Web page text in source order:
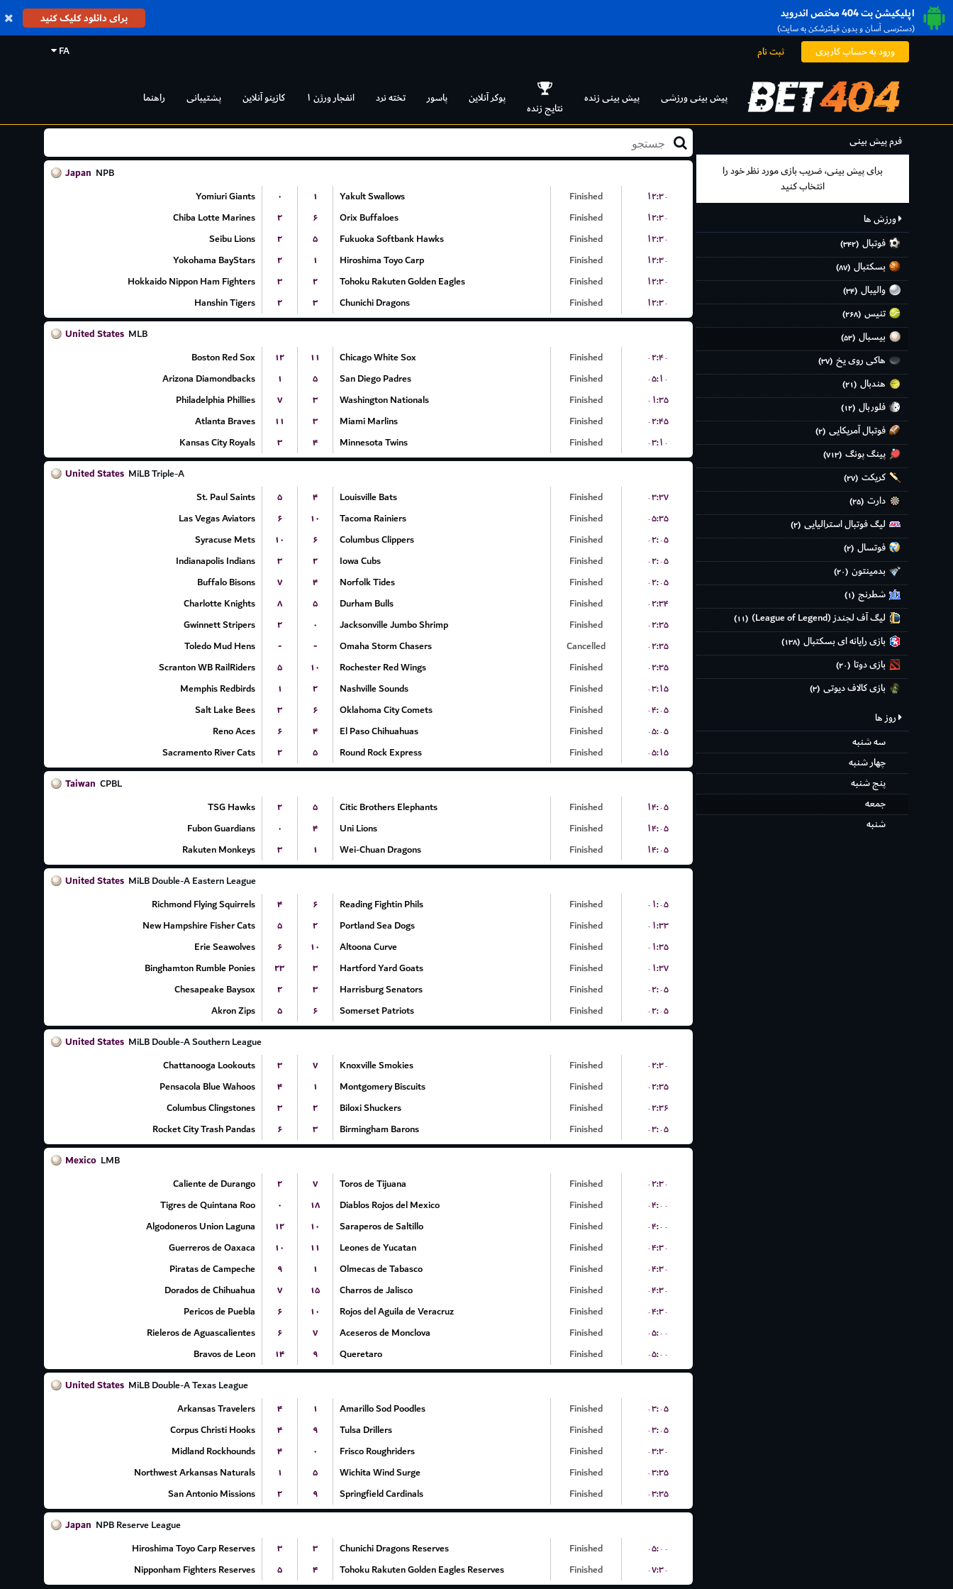
اپلیکیشن بت 404 مختص اندروید
(دسترسی آسان و بدون فیلترشکن به سایت)
برای دانلود کلیک کنید
FA ورود به حساب کاربری ثبت نام
پیش بینی ورزشی پیش بینی زنده
نتایج زنده
پوکر آنلاین پاسور تخته نرد انفجار ورژن ۱ کازینو آنلاین پشتیبانی راهنما
فرم پیش بینی
برای پیش بینی، ضریب بازی مورد نظر خود را
انتخاب کنید
ورزش ها
فوتبال (۳۴۲)
بسکتبال (۸۷)
والیبال (۳۴)
تنیس (۲۶۸)
بیسبال (۵۳)
هاکی روی یخ (۳۷)
هندبال (۲۱)
فلوربال (۱۲)
فوتبال آمریکایی (۲)
پینگ پونگ (۷۱۳)
کریکت (۲۷)
دارت (۲۵)
لیگ فوتبال استرالیایی (۲)
فوتسال (۲)
بدمینتون (۲۰)
شطرنج (۱)
لیگ آف لجندز (League of Legend) (۱۱)
بازی رایانه ای بسکتبال (۱۳۸)
بازی دوتا (۲۰)
بازی کالاف دیوتی (۳)
روز ها
سه شنبه
چهار شنبه
پنج شنبه
جمعه
شنبه
Japan NPB
Yomiuri Giants
۰ ۱ Yakult Swallows Finished
۱۲:۳۰
Chiba Lotte Marines
۲ ۶ Orix Buffaloes Finished
۱۲:۳۰
Seibu Lions
۲ ۵ Fukuoka Softbank Hawks Finished
۱۲:۳۰
Yokohama BayStars
۲ ۱ Hiroshima Toyo Carp Finished
۱۲:۳۰
Hokkaido Nippon Ham Fighters
۳ ۲ Tohoku Rakuten Golden Eagles Finished
۱۲:۳۰
Hanshin Tigers
۲ ۳ Chunichi Dragons Finished ۱۲:۳۰
United States MLB
Boston Red Sox
۱۲ ۱۱ Chicago White Sox Finished
۰۲:۴۰
Arizona Diamondbacks
۱ ۵ San Diego Padres Finished
۰۵:۱۰
Philadelphia Phillies
۷ ۳ Washington Nationals Finished
۰۱:۳۵
Atlanta Braves
۱۱ ۳ Miami Marlins Finished
۰۲:۴۵
Kansas City Royals
۳ ۴ Minnesota Twins Finished ۰۳:۱۰
United States MiLB Triple-A
St. Paul Saints
۵ ۴ Louisville Bats Finished
۰۳:۳۷
Las Vegas Aviators
۶ ۱۰ Tacoma Rainiers Finished
۰۵:۳۵
Syracuse Mets
۱۰ ۶ Columbus Clippers Finished
۰۲:۰۵
Indianapolis Indians
۳ ۲ Iowa Cubs Finished
۰۲:۰۵
Buffalo Bisons
۷ ۴ Norfolk Tides Finished
۰۲:۰۵
Charlotte Knights
۸ ۵ Durham Bulls Finished
۰۲:۳۴
Gwinnett Stripers
۲ ۰ Jacksonville Jumbo Shrimp Finished
۰۲:۳۵
Toledo Mud Hens
- - Omaha Storm Chasers Cancelled
۰۲:۳۵
Scranton WB RailRiders
۵ ۱۰ Rochester Red Wings Finished
۰۲:۳۵
Memphis Redbirds
۱ ۲ Nashville Sounds Finished
۰۳:۱۵
Salt Lake Bees
۳ ۶ Oklahoma City Comets Finished
۰۴:۰۵
Reno Aces
۶ ۴ El Paso Chihuahuas Finished
۰۵:۰۵
Sacramento River Cats
۲ ۵ Round Rock Express Finished ۰۵:۱۵
Taiwan CPBL
TSG Hawks
۲ ۵ Citic Brothers Elephants Finished
۱۴:۰۵
Fubon Guardians
۰ ۴ Uni Lions Finished
۱۴:۰۵
Rakuten Monkeys
۳ ۱ Wei-Chuan Dragons Finished ۱۴:۰۵
United States MiLB Double-A Eastern League
Richmond Flying Squirrels
۴ ۶ Reading Fightin Phils Finished
۰۱:۰۵
New Hampshire Fisher Cats
۵ ۲ Portland Sea Dogs Finished
۰۱:۳۳
Erie Seawolves
۶ ۱۰ Altoona Curve Finished
۰۱:۳۵
Binghamton Rumble Ponies
۲۳ ۳ Hartford Yard Goats Finished
۰۱:۳۷
Chesapeake Baysox
۲ ۳ Harrisburg Senators Finished
۰۲:۰۵
Akron Zips
۵ ۶ Somerset Patriots Finished ۰۲:۰۵
United States MiLB Double-A Southern League
Chattanooga Lookouts
۳ ۷ Knoxville Smokies Finished
۰۲:۳۰
Pensacola Blue Wahoos
۴ ۱ Montgomery Biscuits Finished
۰۲:۳۵
Columbus Clingstones
۳ ۲ Biloxi Shuckers Finished
۰۲:۳۶
Rocket City Trash Pandas
۶ ۳ Birmingham Barons Finished ۰۳:۰۵
Mexico LMB
Caliente de Durango
۲ ۷ Toros de Tijuana Finished
۰۲:۳۰
Tigres de Quintana Roo
۰ ۱۸ Diablos Rojos del Mexico Finished
۰۴:۰۰
Algodoneros Union Laguna
۱۲ ۱۰ Saraperos de Saltillo Finished
۰۴:۰۰
Guerreros de Oaxaca
۱۰ ۱۱ Leones de Yucatan Finished
۰۴:۳۰
Piratas de Campeche
۹ ۱ Olmecas de Tabasco Finished
۰۴:۳۰
Dorados de Chihuahua
۷ ۱۵ Charros de Jalisco Finished
۰۴:۳۰
Pericos de Puebla
۶ ۱۰ Rojos del Aguila de Veracruz Finished
۰۴:۳۰
Rieleros de Aguascalientes
۶ ۷ Aceseros de Monclova Finished
۰۵:۰۰
Bravos de Leon
۱۴ ۹ Queretaro Finished ۰۵:۰۰
United States MiLB Double-A Texas League
Arkansas Travelers
۴ ۱ Amarillo Sod Poodles Finished
۰۳:۰۵
Corpus Christi Hooks
۴ ۹ Tulsa Drillers Finished
۰۳:۰۵
Midland Rockhounds
۴ ۰ Frisco Roughriders Finished
۰۳:۳۰
Northwest Arkansas Naturals
۱ ۵ Wichita Wind Surge Finished
۰۳:۳۵
San Antonio Missions
۲ ۹ Springfield Cardinals Finished ۰۳:۳۵
Japan NPB Reserve League
Hiroshima Toyo Carp Reserves
۳ ۳ Chunichi Dragons Reserves Finished
۰۵:۰۰
Nipponham Fighters Reserves
۵ ۴ Tohoku Rakuten Golden Eagles Reserves Finished ۰۷:۳۰